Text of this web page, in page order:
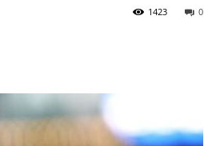
0
1423